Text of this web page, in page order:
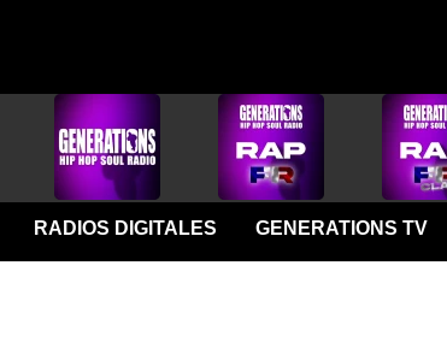
RADIOS DIGITALES GENERATIONS TV